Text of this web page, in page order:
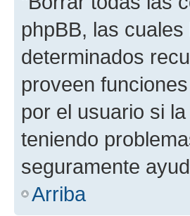
phpBB, las
determinados
proveen
por el usuario si
teniendo
seguramente
Arriba